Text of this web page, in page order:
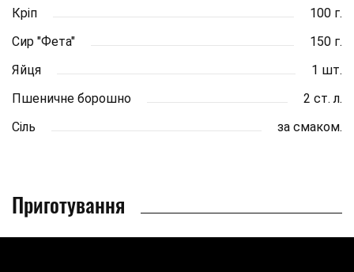
Кріп
100 г.
Сир "Фета"
150 г.
Яйця
1 шт.
Пшеничне борошно
2 ст. л.
Сіль
за смаком.
Приготування